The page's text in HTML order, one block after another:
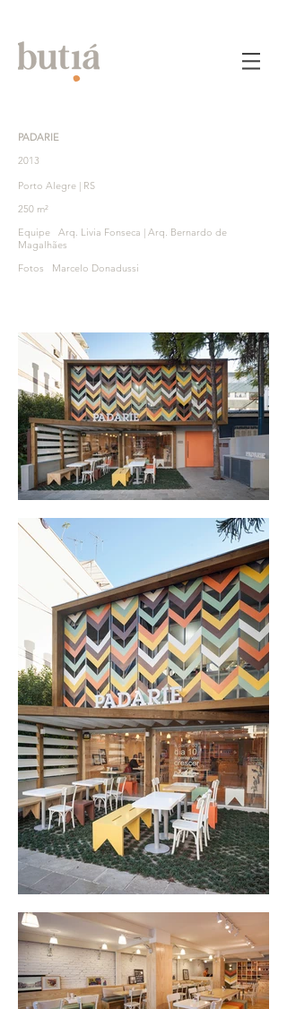
PADARIE
2013
Porto Alegre | RS
250 m²
Equipe Arq. Livia Fonseca | Arq. Bernardo de
Magalhães
Fotos Marcelo Donadussi